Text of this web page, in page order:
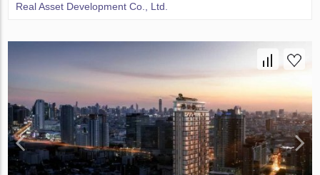
Real Asset Development Co., Ltd.